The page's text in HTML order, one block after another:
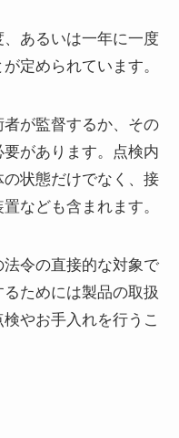
あるいは一年に一度
定められています。
が監督するか、その
があります。点検内
状態だけでなく、接
なども含まれます。
令の直接的な対象で
ためには製品の取扱
やお手入れを行うこ